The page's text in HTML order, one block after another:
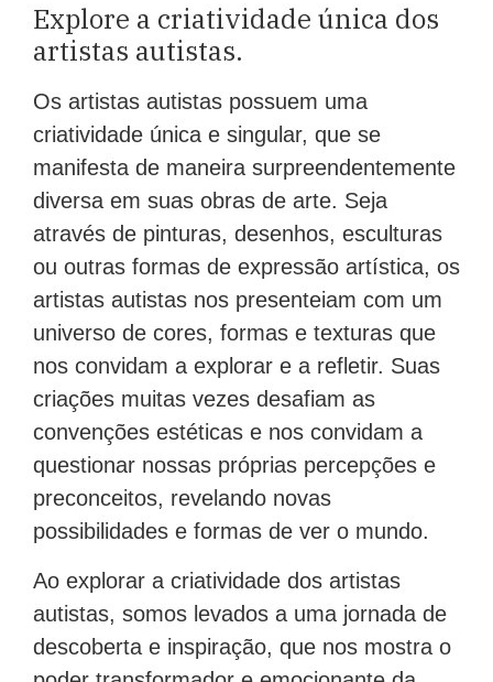
Explore a criatividade única dos
artistas autistas.
Os artistas autistas possuem uma
criatividade única e singular, que se
manifesta de maneira surpreendentemente
diversa em suas obras de arte. Seja
através de pinturas, desenhos, esculturas
ou outras formas de expressão artística, os
artistas autistas nos presenteiam com um
universo de cores, formas e texturas que
nos convidam a explorar e a refletir. Suas
criações muitas vezes desafiam as
convenções estéticas e nos convidam a
questionar nossas próprias percepções e
preconceitos, revelando novas
possibilidades e formas de ver o mundo.
Ao explorar a criatividade dos artistas
autistas, somos levados a uma jornada de
descoberta e inspiração, que nos mostra o